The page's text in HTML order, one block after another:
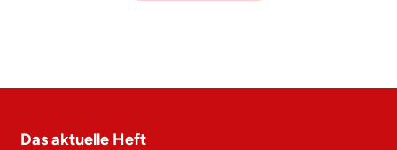
Das aktuelle Heft